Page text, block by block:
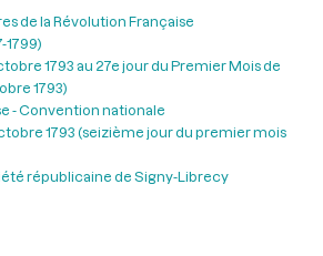
de la Révolution Française
1799)
1793 au 27e jour du Premier Mois de
1793)
- Convention nationale
1793 (seizième jour du premier mois
républicaine de Signy-Librecy